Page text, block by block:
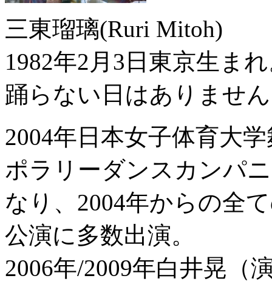
三東瑠璃(Ruri Mitoh)
1982年2月3日東京生ま
踊らない日はありませ
2004年日本女子体育大
ポラリーダンスカンパ
なり、2004年からの全
公演に多数出演。
2006年/2009年白井晃（